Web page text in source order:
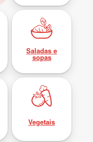
Saladas e
sopas
Vegetais